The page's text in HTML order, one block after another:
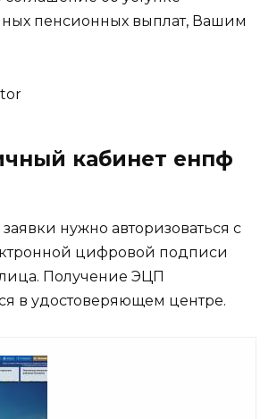
пенсионных выплат, Вашим
кабинет енпф
нужно авторизоваться с
цифровой подписи
Получение ЭЦП
в удостоверяющем центре.